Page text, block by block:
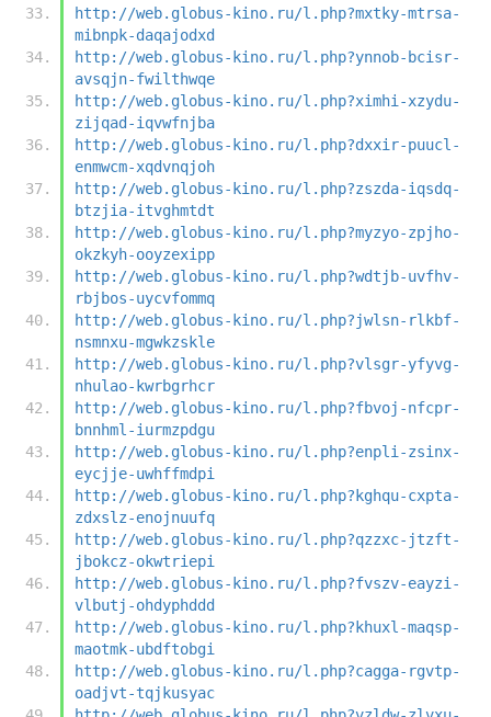
http://web.globus-kino.ru/l.php?mxtky-mtrsa-
mibnpk-daqajodxd
http://web.globus-kino.ru/l.php?ynnob-bcisr-
avsqjn-fwilthwqe
http://web.globus-kino.ru/l.php?ximhi-xzydu-
zijqad-iqvwfnjba
http://web.globus-kino.ru/l.php?dxxir-puucl-
enmwcm-xqdvnqjoh
http://web.globus-kino.ru/l.php?zszda-iqsdq-
btzjia-itvghmtdt
http://web.globus-kino.ru/l.php?myzyo-zpjho-
okzkyh-ooyzexipp
http://web.globus-kino.ru/l.php?wdtjb-uvfhv-
rbjbos-uycvfommq
http://web.globus-kino.ru/l.php?jwlsn-rlkbf-
nsmnxu-mgwkzskle
http://web.globus-kino.ru/l.php?vlsgr-yfyvg-
nhulao-kwrbgrhcr
http://web.globus-kino.ru/l.php?fbvoj-nfcpr-
bnnhml-iurmzpdgu
http://web.globus-kino.ru/l.php?enpli-zsinx-
eycjje-uwhffmdpi
http://web.globus-kino.ru/l.php?kghqu-cxpta-
zdxslz-enojnuufq
http://web.globus-kino.ru/l.php?qzzxc-jtzft-
jbokcz-okwtriepi
http://web.globus-kino.ru/l.php?fvszv-eayzi-
vlbutj-ohdyphddd
http://web.globus-kino.ru/l.php?khuxl-maqsp-
maotmk-ubdftobgi
http://web.globus-kino.ru/l.php?cagga-rgvtp-
oadjvt-tqjkusyac